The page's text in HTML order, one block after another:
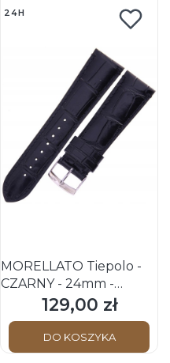
24H
MORELLATO Tiepolo -
CZARNY - 24mm -
Skórzany pasek do
zegarka
Cena
129,00 zł
DO KOSZYKA